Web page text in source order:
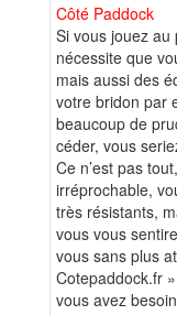
Côté Paddock
Si vous jouez
nécessite que
mais aussi des
votre bridon par
beaucoup de
céder, vous
Ce n’est pas
irréprochable,
très résistants,
vous vous
vous sans plus
Cotepaddock.fr
vous avez